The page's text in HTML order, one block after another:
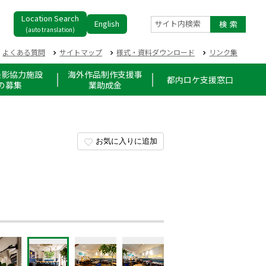
Location Search
(auto translation)
English サイト内検索
よくある質問 サイトマップ 様式・資料ダウンロード リンク集
協力施設
募集
海外作品制作支援事
業助成金
都内ロケ支援窓口
お気に入りに追加